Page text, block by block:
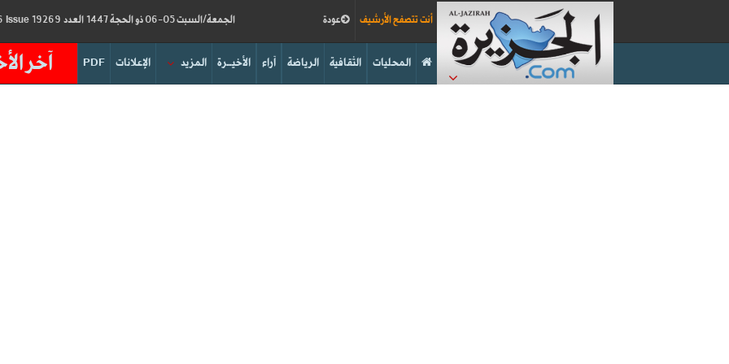
الجمعة/السبت 05-06 ذو الحجة 1447 العدد 19269 Issue عودة أنت تتصفح الأرشيف
آخر PDF الإعلانات المزيد الأخيــرة آراء الرياضة الثقافية المحليات